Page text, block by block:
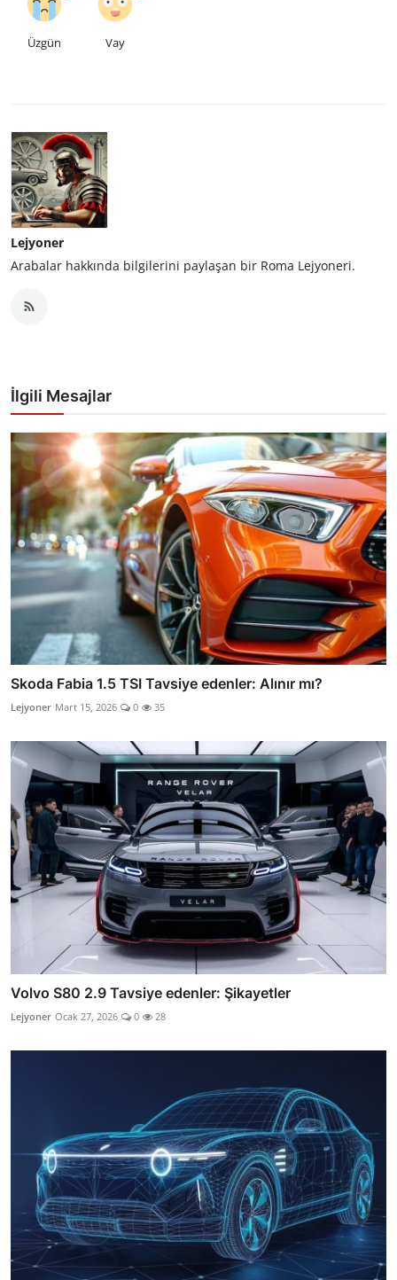
Üzgün Vay
Lejyoner
Arabalar hakkında bilgilerini paylaşan bir Roma Lejyoneri.
İlgili Mesajlar
Skoda Fabia 1.5 TSI Tavsiye edenler: Alınır mı?
Lejyoner Mart 15, 2026 0 35
Volvo S80 2.9 Tavsiye edenler: Şikayetler
Lejyoner Ocak 27, 2026 0 28